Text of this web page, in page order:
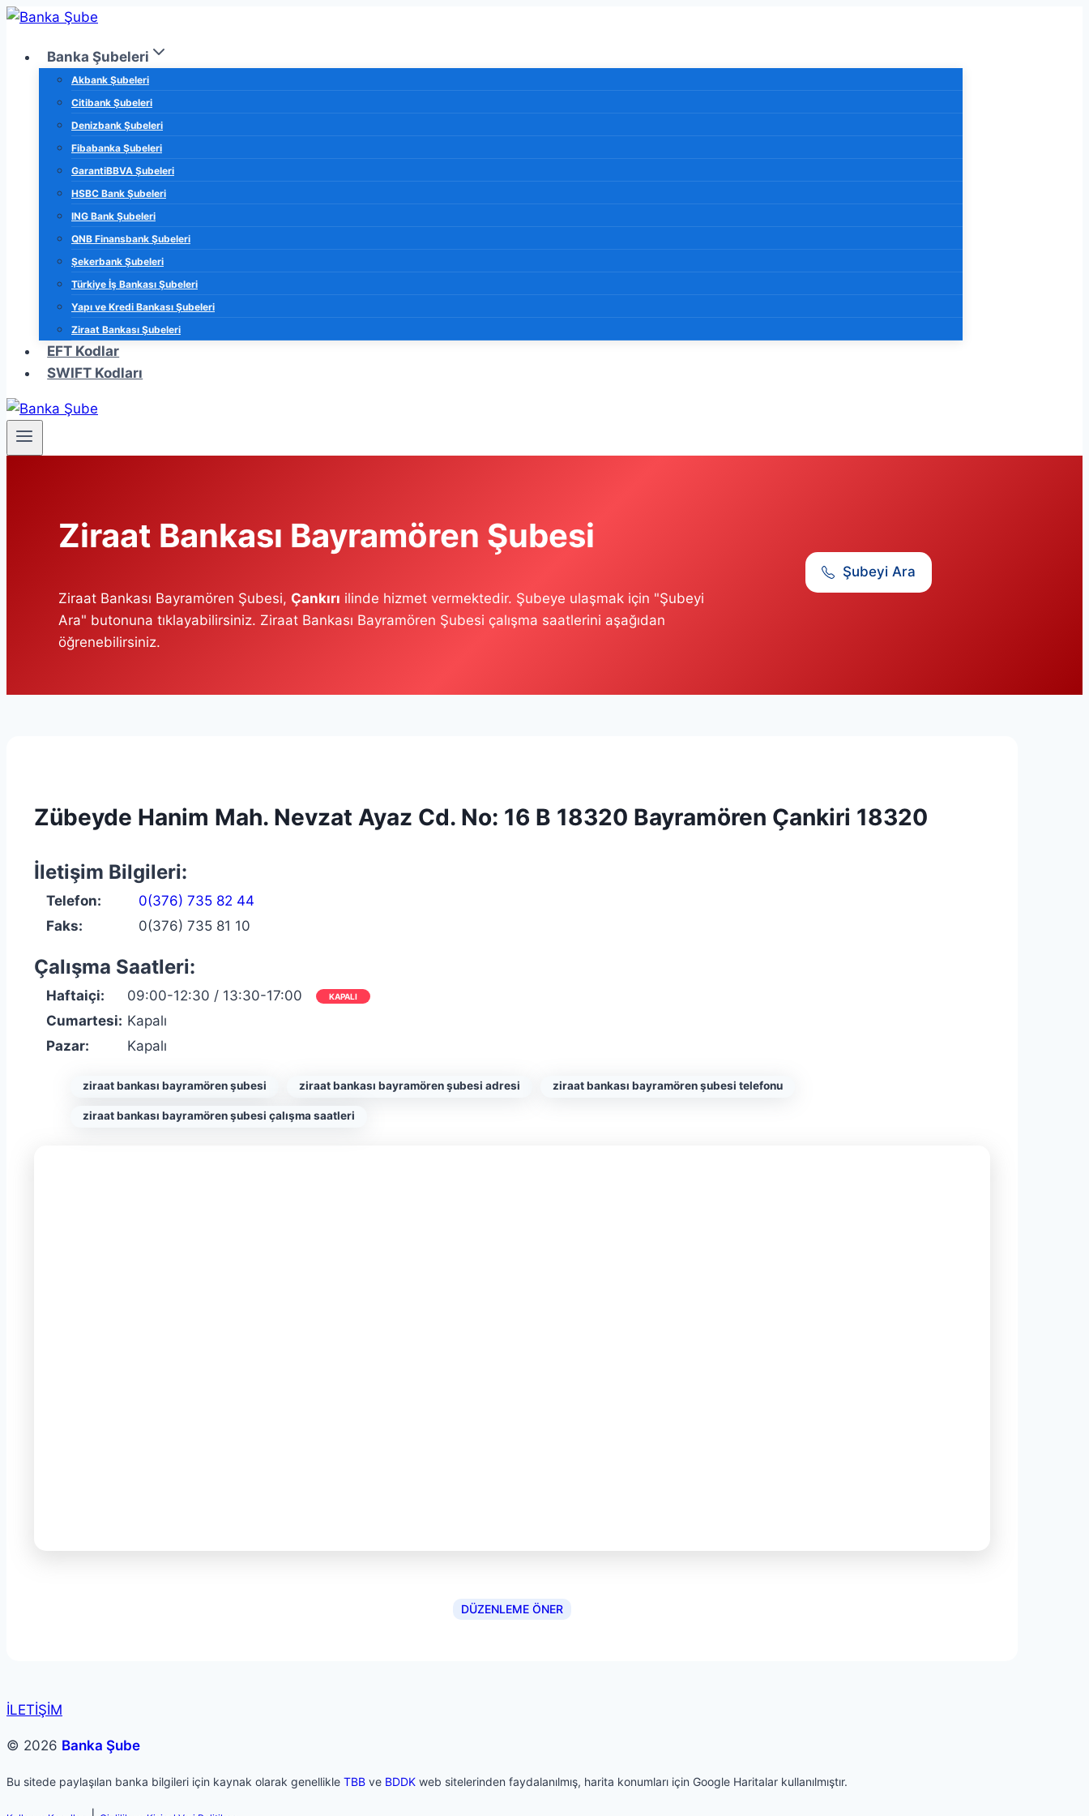
Skip
contentBanka Şubeleri
Akbank Şubeleri
Citibank Şubeleri
Denizbank Şubeleri
Fibabanka Şubeleri
GarantiBBVA Şubeleri
HSBC Bank Şubeleri
ING Bank Şubeleri
QNB Finansbank Şubeleri
Şekerbank Şubeleri
Türkiye İş Bankası Şubeleri
Yapı ve Kredi Bankası Şubeleri
Ziraat Bankası Şubeleri
EFT Kodlar
SWIFT Kodları
Ziraat Bankası Bayramören Şubesi
Ziraat Bankası Bayramören Şubesi, Çankırı ilinde hizmet vermektedir. Şubeye ulaşmak için "Şubeyi
Ara" butonuna tıklayabilirsiniz. Ziraat Bankası Bayramören Şubesi çalışma saatlerini aşağıdan
öğrenebilirsiniz.
Şubeyi Ara
Zübeyde Hanim Mah. Nevzat Ayaz Cd. No: 16 B 18320 Bayramören Çankiri 18320
İletişim Bilgileri:
Telefon:
0(376) 735 82 44
Faks:
0(376) 735 81 10
Çalışma Saatleri:
Haftaiçi: 09:00-12:30 / 13:30-17:00 KAPALI
Cumartesi: Kapalı
Pazar:
Kapalı
ziraat bankası bayramören şubesi ziraat bankası bayramören şubesi adresi ziraat bankası bayramören şubesi telefonu
ziraat bankası bayramören şubesi çalışma saatleri
DÜZENLEME ÖNER
İLETİŞİM
© 2026 Banka Şube
Bu sitede paylaşılan banka bilgileri için kaynak olarak genellikle TBB ve BDDK web sitelerinden faydalanılmış, harita konumları için Google Haritalar kullanılmıştır.